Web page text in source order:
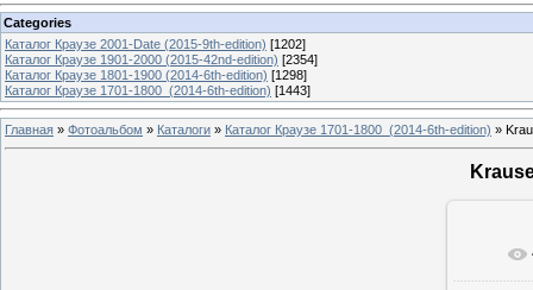
Categories
Каталог Краузе 2001-Date (2015-9th-edition) [1202]
Каталог Краузе 1901-2000 (2015-42nd-edition) [2354]
Каталог Краузе 1801-1900 (2014-6th-edition) [1298]
Каталог Краузе 1701-1800_(2014-6th-edition) [1443]
Главная » Фотоальбом » Каталоги » Каталог Краузе 1701-1800_(2014-6th-edition) »